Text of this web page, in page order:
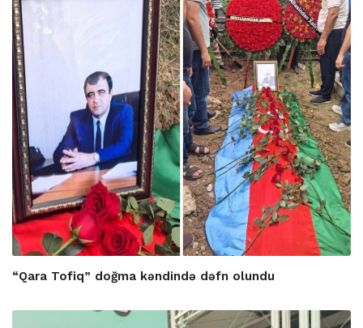
“Qara Tofiq” doğma kəndində dəfn olundu